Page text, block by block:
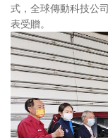
式，全球傳動科技公
表受贈。